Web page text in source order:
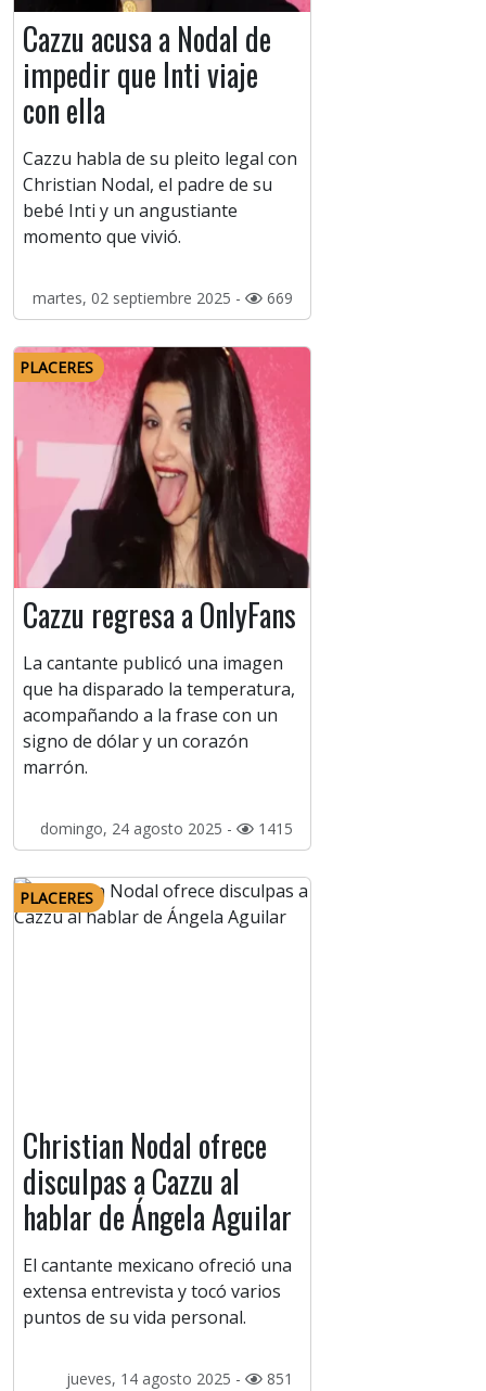
Cazzu acusa a Nodal de
impedir que Inti viaje
con ella
Cazzu habla de su pleito legal con
Christian Nodal, el padre de su
bebé Inti y un angustiante
momento que vivió.
martes, 02 septiembre 2025 - 669
PLACERES
Cazzu regresa a OnlyFans
La cantante publicó una imagen
que ha disparado la temperatura,
acompañando a la frase con un
signo de dólar y un corazón
marrón.
domingo, 24 agosto 2025 - 1415
PLACERES
Christian Nodal ofrece
disculpas a Cazzu al
hablar de Ángela Aguilar
El cantante mexicano ofreció una
extensa entrevista y tocó varios
puntos de su vida personal.
jueves, 14 agosto 2025 - 851